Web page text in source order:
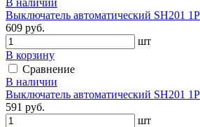
Выключатель автоматический SH201
609 руб.
шт
В корзину
Сравнение
В наличии
Выключатель автоматический SH201
591 руб.
шт